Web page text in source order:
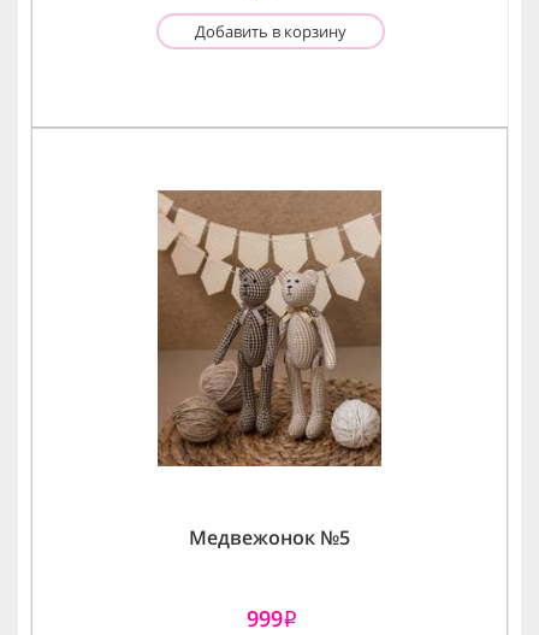
Добавить в корзину
Медвежонок №5
999i